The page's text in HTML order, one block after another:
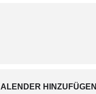
HINZUFÜGEN